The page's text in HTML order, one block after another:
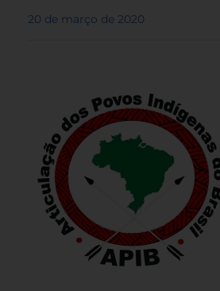
20 de março de 2020